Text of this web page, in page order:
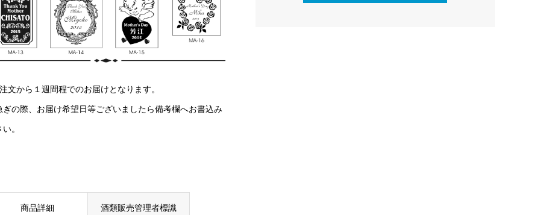
文から１週間程でのお届けとなります。
ぎの際、お届け希望日等ございましたら備考欄へお書込み
。
商品詳細 酒類販売管理者標識